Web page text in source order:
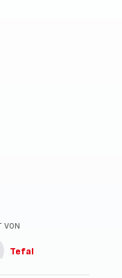
VON
Tefal